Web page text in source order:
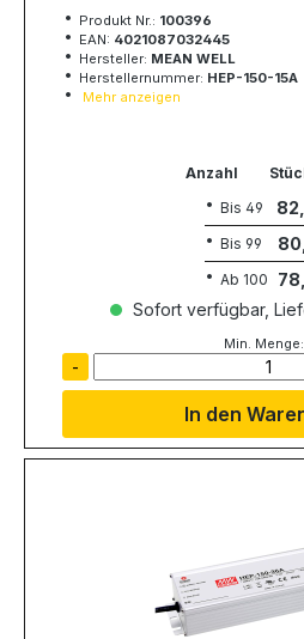
WELL
Produkt Nr.: 100396
EAN: 4021087032445
Hersteller: MEAN WELL
Herstellernummer: HEP-150-15A
Mehr anzeigen
Anzahl
Bis 49
Bis 99
Ab 100
Sofort verfügbar,
Min. Menge:
-
In den